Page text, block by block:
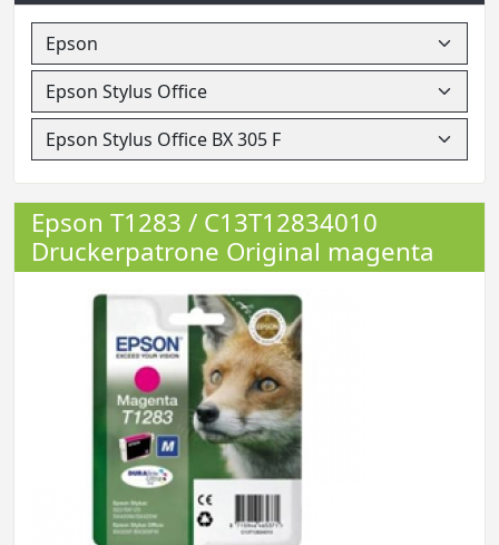
Epson T1283 / C13T12834010
Druckerpatrone Original magenta